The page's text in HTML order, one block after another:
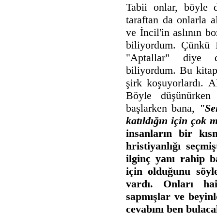
Tabii onlar, böyle
taraftan da onlarla
ve İncil'in aslının
biliyordum. Çünkü
"Aptallar" diye
biliyordum. Bu
şirk koşuyorlardı.
Böyle
başlarken bana,
katıldığın için çok
insanların bir
hristiyanlığı
ilginç yanı rahip
için olduğunu
vardı. Onları
sapmışlar ve
cevabını ben